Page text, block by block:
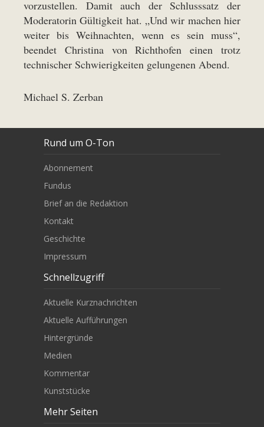
vorzustellen. Damit auch der Schlusssatz der
Moderatorin Gültigkeit hat. „Und wir machen hier
weiter bis Weihnachten, wenn es sein muss“,
beendet Christina von Richthofen einen trotz
technischer Schwierigkeiten gelungenen Abend.
Michael S. Zerban
Rund um O-Ton
Abonnement
Fundus
Brief an die Redaktion
Kontakt
Geschichte
Impressum
Schnellzugriff
Aktuelle Kurznachrichten
Aktuelle Aufführungen
Hintergründe
Medien
Kommentar
Kunststücke
Mehr Seiten